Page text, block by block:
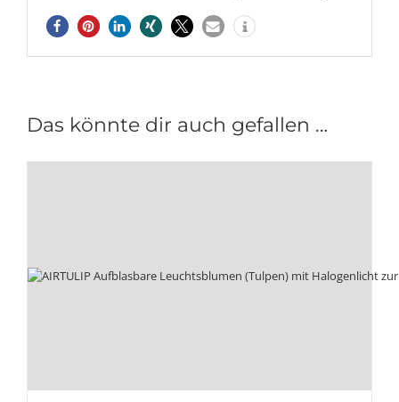
Das könnte dir auch gefallen …